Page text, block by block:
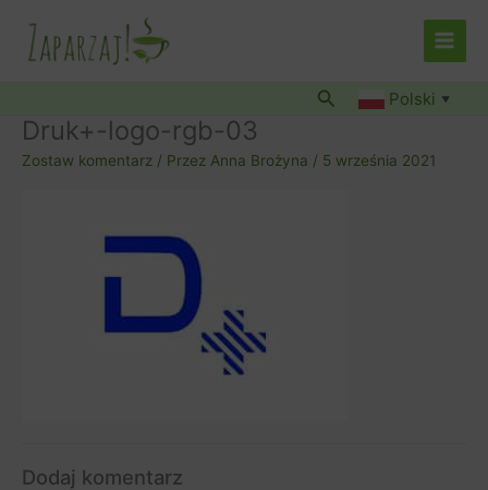
treści
Szukaj Polski ▼
Druk+-logo-rgb-03
Zostaw komentarz / Przez Anna Brożyna / 5 września 2021
Dodaj komentarz